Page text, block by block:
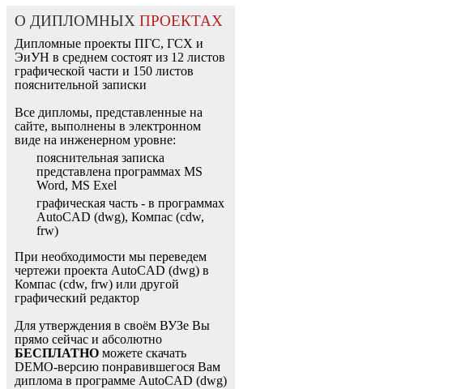
О ДИПЛОМНЫХ ПРОЕКТАХ
Дипломные проекты ПГС, ГСХ и
ЭиУН в среднем состоят из 12 листов
графической части и 150 листов
пояснительной записки
Все дипломы, представленные на
сайте, выполнены в электронном
виде на инженерном уровне:
пояснительная записка
представлена программах MS
Word, MS Exel
графическая часть - в программах
AutoCAD (dwg), Компас (cdw,
frw)
При необходимости мы переведем
чертежи проекта AutoCAD (dwg) в
Компас (cdw, frw) или другой
графический редактор
Для утверждения в своём ВУЗе Вы
прямо сейчас и абсолютно
БЕСПЛАТНО можете скачать
DEMO-версию понравившегося Вам
диплома в программе AutoCAD (dwg)